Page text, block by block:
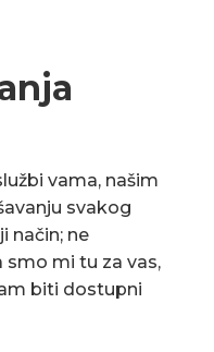
vama, našim
svakog
način; ne
smo mi tu za vas,
biti dostupni